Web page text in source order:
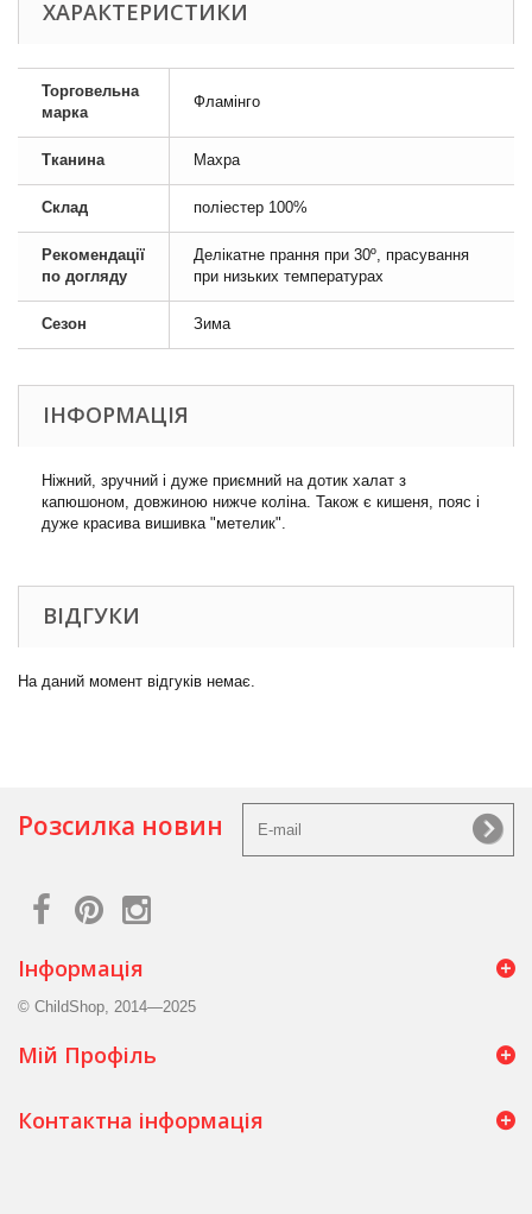
ХАРАКТЕРИСТИКИ
Торговельна
марка
Фламінго
Тканина Махра
Склад поліестер 100%
Рекомендації
по догляду
Делікатне прання при 30º, прасування
при низьких температурах
Сезон Зима
ІНФОРМАЦІЯ
Ніжний, зручний і дуже приємний на дотик халат з
капюшоном, довжиною нижче коліна. Також є кишеня, пояс і
дуже красива вишивка "метелик".
ВІДГУКИ
На даний момент відгуків немає.
Розсилка новин
Інформація
© ChildShop, 2014—2025
Мій Профіль
Контактна інформація